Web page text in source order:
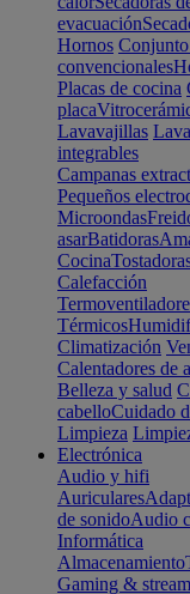
evacuación
Hornos
convencionales
Placas de cocina
placa
Lavavajillas
integrables
Campanas
Pequeños
Microondas
asarBatidoras
Cocina
Calefacción
Térmicos
Climatización
Calentadores de
Belleza y salud
cabelloCuidado
Limpieza
Electrónica
Audio y hifi
Auriculares
de sonidoAudio
Informática
Almacenamiento
Gaming &